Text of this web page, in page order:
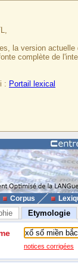
la version
complète de
: Portail lexical
Corpus
Etymologie
notices corrigées